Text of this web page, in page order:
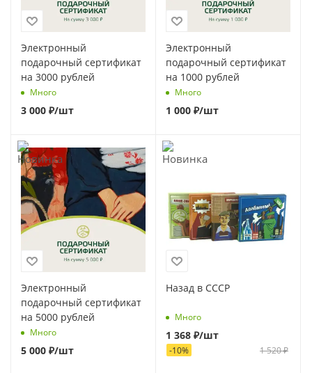
Электронный
подарочный сертификат
на 3000 рублей
Много
3 000 ₽/шт
Электронный
подарочный сертификат
на 1000 рублей
Много
1 000 ₽/шт
Электронный
подарочный сертификат
на 5000 рублей
Много
5 000 ₽/шт
Назад в СССР
Много
1 368 ₽/шт
1 520₽
-10%